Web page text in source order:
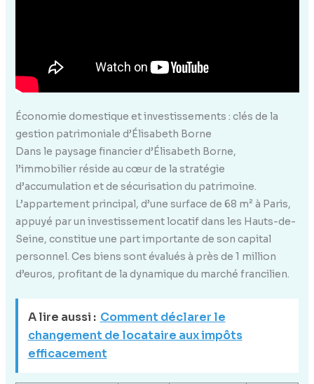
Économie domestique et investissements : clés de la
gestion patrimoniale d’Élisabeth Borne
Dans le paysage financier d’Élisabeth Borne,
l’immobilier réside au cœur de la stratégie
d’accumulation et de sécurisation du patrimoine.
L’appartement principal, d’une surface de 68 m² à Paris,
appuyé par un investissement locatif dans les Hauts-de-
Seine, constitue une part importante de son capital
personnel. Ces biens sont évalués à près de 1 million
d’euros, profitant de la dynamique du marché francilien.
A lire aussi : Comment déclarer le
changement de locataire aux impôts
efficacement